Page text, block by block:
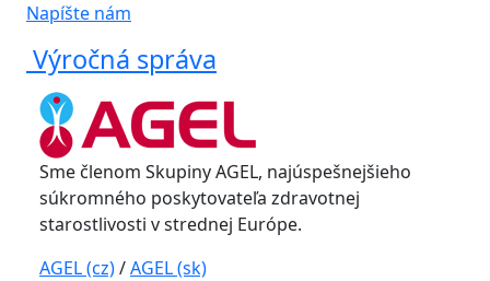
Napíšte nám
Výročná správa
Sme členom Skupiny AGEL, najúspešnejšieho
súkromného poskytovateľa zdravotnej
starostlivosti v strednej Európe.
AGEL (cz)/AGEL (sk)